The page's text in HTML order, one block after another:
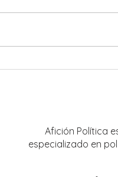
Afición Política
especializado en